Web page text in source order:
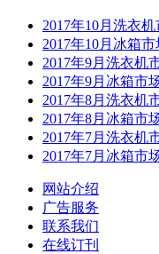
2017年10月洗衣
2017年10月冰箱
2017年9月洗衣机
2017年9月冰箱市
2017年8月洗衣机
2017年8月冰箱市
2017年7月洗衣机
2017年7月冰箱市
网站介绍
广告服务
联系我们
在线订刊